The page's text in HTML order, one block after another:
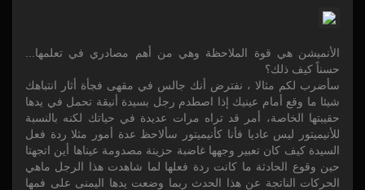
الأنميشن هي قوة الملاحظة وهي من أهم مصادري في تعلمها...
حسناً كيف ذلك؟
سأضرب لكم مثالا ، نفترض أنك جالس في مقهى فجأة أثار انتباهك
شيئا ما وقع أمام عينيك إذا اصطدم رجل بسيدة أنيقة تحمل في يدها
حقيبتها الخاصة، أمر قد تراه مرات عديدة في حياتك لكنه بالنسبة
للأنيميتور ليس عاديا فأنا كأنيميتور سألاحظ عدة أمور مثلا ردة فعل
السيدة كيف كان تعبير وجهها غاضبة حزينة مصدومة عيناها أين اتجهتا
حين وقوع الحادثة ما كانت ردة فعلها لما شاهدت هذا الرجل ماهي
الحركات الناتجة عن هذا الحدث ربما وضعت يدها اليمنى على فمها